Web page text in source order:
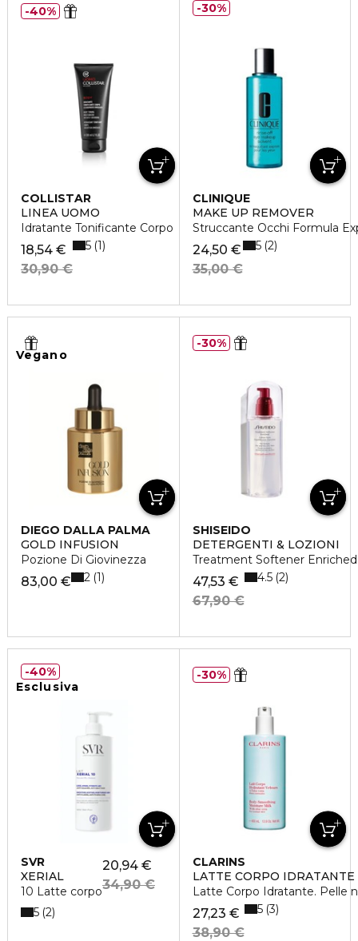
COLLISTAR
LINEA UOMO
Idratante Tonificante Corpo
18,54 €
30,90 €
5 1
40%
CLINIQUE
MAKE UP REMOVER
Struccante Occhi Formula
24,50 €
35,00 €
5 2
30%
Vegano
DIEGO DALLA PALMA
GOLD INFUSION
Pozione Di Giovinezza
83,00 € 2 1
SHISEIDO
DETERGENTI & LOZIONI
Treatment Softener Enriched
47,53 €
67,90 €
4.5 2
30%
Esclusiva
SVR
XERIAL
10 Latte corpo
20,94 €
34,90 €
5 2
40%
CLARINS
LATTE CORPO
Latte Corpo Idratante. Pelle
27,23 €
38,90 €
5 3
30%